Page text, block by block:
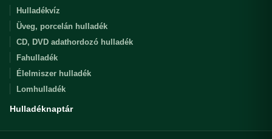
Hulladékvíz
Üveg, porcelán hulladék
CD, DVD adathordozó hulladék
Fahulladék
Élelmiszer hulladék
Lomhulladék
Hulladéknaptár